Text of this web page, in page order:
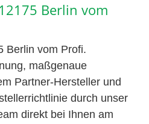
Berlin vom
Berlin vom Profi.
maßgenaue
Partner-Hersteller und
durch unser
direkt bei Ihnen am